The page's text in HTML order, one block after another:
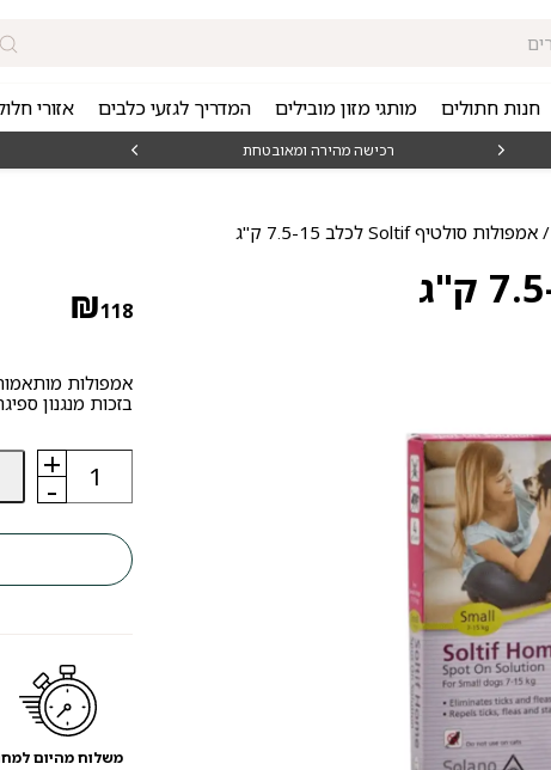
חנות חתולים מותגי מזון מובילים המדריך לגזעי כלבים אזורי
רכישה מהירה ומאובטחת
/ אמפולות סולטיף Soltif לכלב 7.5-15 ק"ג
₪118
אמפולות
בזכות מנגנון
-
כמות
אמפולות
Soltif
לכלב
7.5-
+
משלוח מהיום